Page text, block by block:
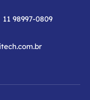
11 98997-0809